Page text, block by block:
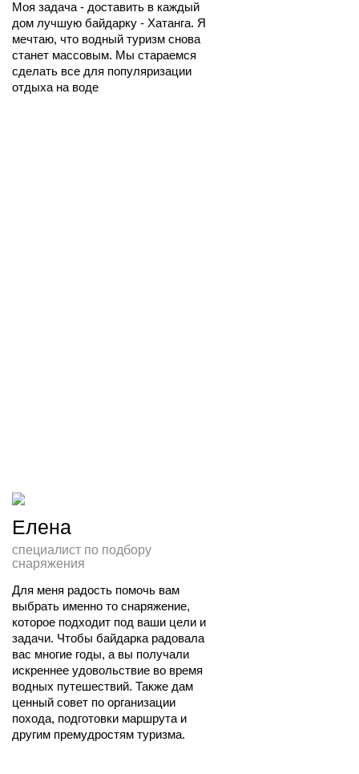
Моя задача - доставить в каждый
дом лучшую байдарку - Хатанга. Я
мечтаю, что водный туризм снова
станет массовым. Мы стараемся
сделать все для популяризации
отдыха на воде
Елена
специалист по подбору
снаряжения
Для меня радость помочь вам
выбрать именно то снаряжение,
которое подходит под ваши цели и
задачи. Чтобы байдарка радовала
вас многие годы, а вы получали
искреннее удовольствие во время
водных путешествий. Также дам
ценный совет по организации
похода, подготовки маршрута и
другим премудростям туризма.